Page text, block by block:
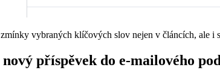
vybraných klíčových slov nejen v článcích, ale i
příspěvek do e-mailového